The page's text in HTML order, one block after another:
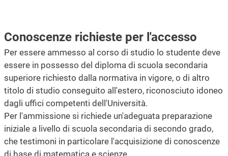
Conoscenze richieste per l'accesso
Per essere ammesso al corso di studio lo studente deve
essere in possesso del diploma di scuola secondaria
superiore richiesto dalla normativa in vigore, o di altro
titolo di studio conseguito all'estero, riconosciuto idoneo
dagli uffici competenti dell'Università.
Per l'ammissione si richiede un'adeguata preparazione
iniziale a livello di scuola secondaria di secondo grado,
che testimoni in particolare l'acquisizione di conoscenze
di base di matematica e scienze.